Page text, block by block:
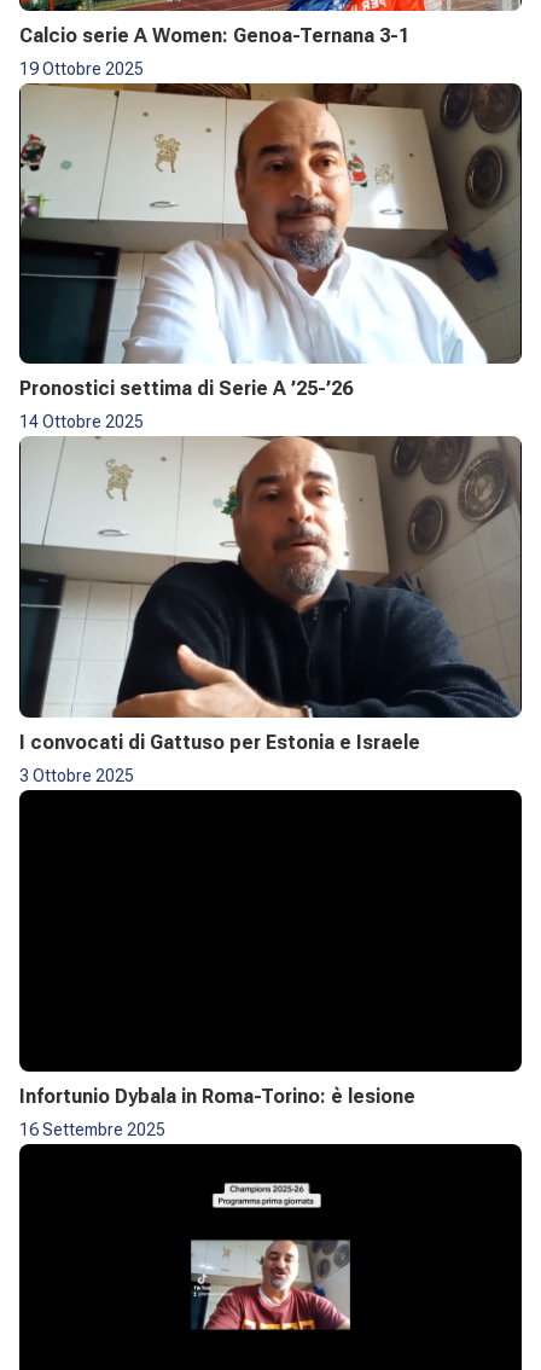
Calcio serie A Women: Genoa-Ternana 3-1
19 Ottobre 2025
Pronostici settima di Serie A ’25-’26
14 Ottobre 2025
I convocati di Gattuso per Estonia e Israele
3 Ottobre 2025
Infortunio Dybala in Roma-Torino: è lesione
16 Settembre 2025